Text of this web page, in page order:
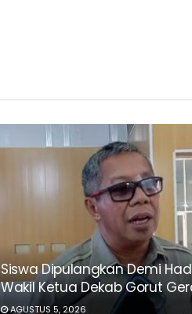
Siswa Dipulangkan Demi
Wakil Ketua Dekab Gorut
AGUSTUS 5, 2026